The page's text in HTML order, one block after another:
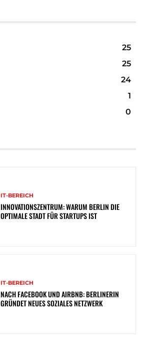
25
25
24
1
0
IT-BEREICH
INNOVATIONSZENTRUM: WARUM BERLIN DIE
OPTIMALE STADT FÜR STARTUPS IST
IT-BEREICH
NACH FACEBOOK UND AIRBNB: BERLINERIN
GRÜNDET NEUES SOZIALES NETZWERK